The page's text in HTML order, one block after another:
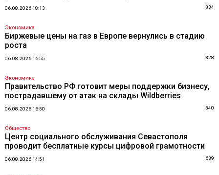
06.08.2026 18:13 334
Экономика
Биржевые цены на газ в Европе вернулись в стадию
роста
06.08.2026 16:55 328
Экономика
Правительство РФ готовит меры поддержки бизнесу,
пострадавшему от атак на склады Wildberries
06.08.2026 16:50 340
Общество
Центр социального обслуживания Севастополя
проводит бесплатные курсы цифровой грамотности
06.08.2026 14:51 639